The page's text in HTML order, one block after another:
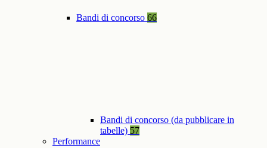
Bandi di concorso 66
Bandi di concorso (da pubblicare in
tabelle) 57
Performance